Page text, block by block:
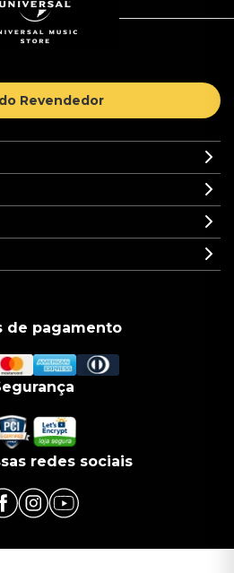
Revendedor
de pagamento
redes sociais